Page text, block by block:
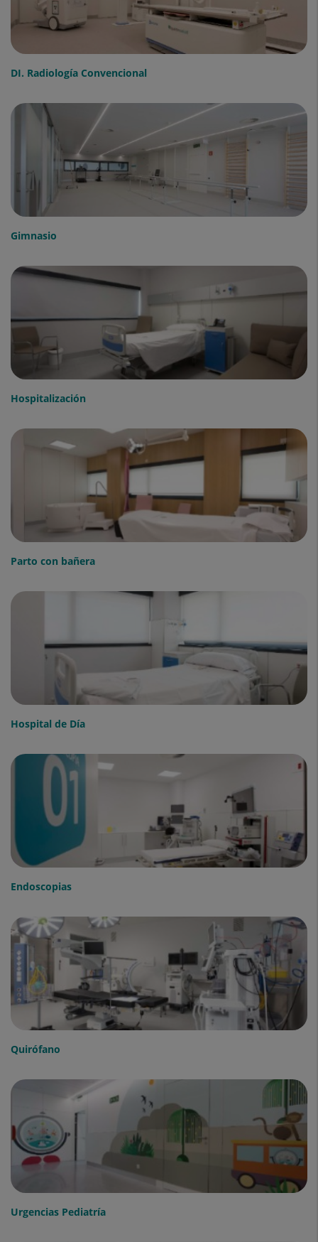
DI. Radiología Convencional
Gimnasio
Hospitalización
Parto con bañera
Hospital de Día
Endoscopias
Quirófano
Urgencias Pediatría